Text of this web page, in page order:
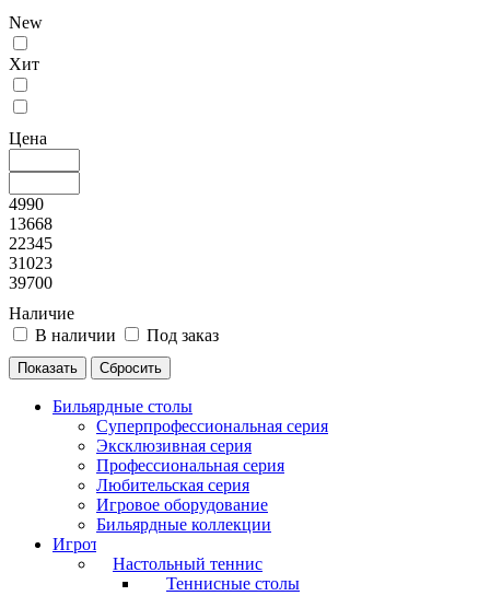
New
Хит
Цена
4990
13668
22345
31023
39700
Наличие
В наличии
Под заказ
Бильярдные столы
Суперпрофессиональная серия
Эксклюзивная серия
Профессиональная серия
Любительская серия
Игровое оборудование
Бильярдные коллекции
Игротека
Настольный теннис
Теннисные столы